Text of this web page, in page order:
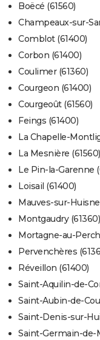
Boëcé (61560)
Champeaux-sur-
Comblot (61400)
Corbon (61400)
Coulimer (61360)
Courgeon (61400)
Courgeoût (61560)
Feings (61400)
La Chapelle-
La Mesnière (61560)
Le Pin-la-Garenne
Loisail (61400)
Mauves-sur-
Montgaudry (61360)
Mortagne-au-
Pervenchères
Réveillon (61400)
Saint-Aquilin-de-
Saint-Aubin-de-
Saint-Denis-sur-
Saint-Germain-de-